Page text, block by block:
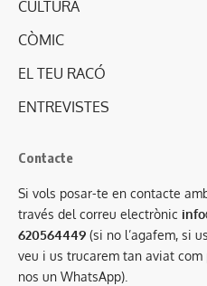
CULTURA
CÒMIC
EL TEU RACÓ
ENTREVISTES
Contacte
Si vols posar-te en contacte
través del correu electrònic
620564449 (si no l’agafem, si
veu i us trucarem tan aviat
nos un WhatsApp).